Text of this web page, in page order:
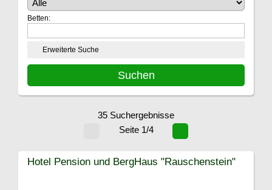
Betten:
Erweiterte Suche
35 Suchergebnisse
Seite 1/4
Hotel Pension und BergHaus "Rauschenstein"